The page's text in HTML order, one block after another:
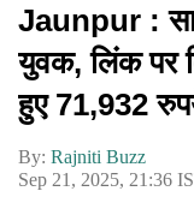
Jaunpur :
युवक, लिंक पर
हुए 71,932
By: Rajniti Buzz
Sep 21, 2025, 21:36